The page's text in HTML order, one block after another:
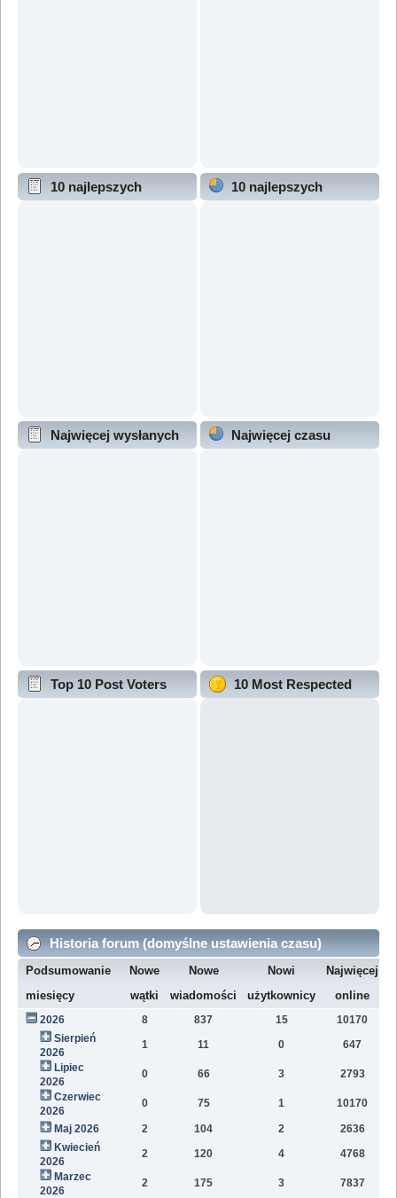
10 najlepszych
10 najlepszych
Najwięcej wysłanych
Najwięcej czasu
Top 10 Post Voters 10 Most Respected
Historia forum (domyślne ustawienia czasu)
Podsumowanie
miesięcy
Nowe
wątki
Nowe
wiadomości
Nowi
użytkownicy
Najwięcej
online
2026 8 837 15 10170
Sierpień
2026
1 11 0 647
Lipiec
2026
0 66 3 2793
Czerwiec
2026
0 75 1 10170
Maj 2026 2 104 2 2636
Kwiecień
2026
2 120 4 4768
Marzec
2026
2 175 3 7837